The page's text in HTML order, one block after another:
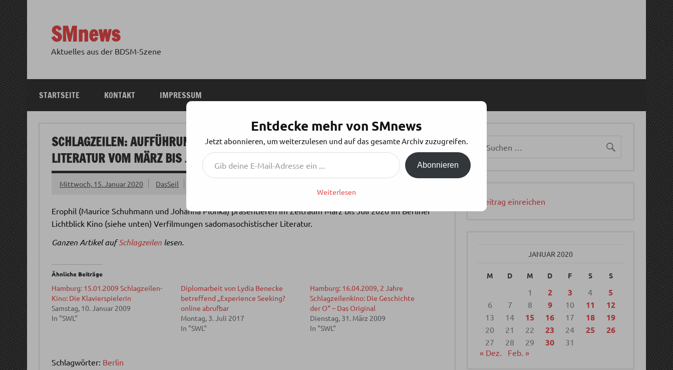
Zum
Inhalt
springen
SMnews
Aktuelles aus der BDSM-Szene
STARTSEITE KONTAKT IMPRESSUM
SCHLAGZEILEN: AUFFÜHRUNGSREIHE VERFILMUNGEN SADOMASOCHISTISCHER
LITERATUR VOM MÄRZ BIS JULI 2020 IN BERLIN
Mittwoch, 15. Januar 2020 DasSeil
Erophil (Maurice Schuhmann und Johanna Plonka) präsentieren im Zeitraum März bis Juli 2020 im Berliner
Lichtblick Kino (siehe unten) Verfilmungen sadomasochistischer Literatur.
Ganzen Artikel aufSchlagzeilenlesen.
Ähnliche Beiträge
Hamburg: 15.01.2009 Schlagzeilen-
Kino: Die Klavierspielerin
Samstag, 10. Januar 2009
In "SWL"
Diplomarbeit von Lydia Benecke
betreffend „Experience Seeking?
online abrufbar
Montag, 3. Juli 2017
In "SWL"
Hamburg: 16.04.2009, 2 Jahre
Schlagzeilenkino: Die Geschichte
der O“ – Das Original
Dienstag, 31. März 2009
In "SWL"
Schlagwörter: Berlin
Beitrag einreichen
JANUAR 2020
M D M D F S S
1 2 3 4 5
6 7 8 9 10 11 12
13 14 15 16 17 18 19
20 21 22 23 24 25 26
27 28 29 30
31
« Dez.
Feb. »
Entdecke mehr von SMnews
Jetzt abonnieren, um weiterzulesen und auf das gesamte Archiv zuzugreifen.
Gib deine E-Mail-Adresse ein ...
Abonnieren
Weiterlesen